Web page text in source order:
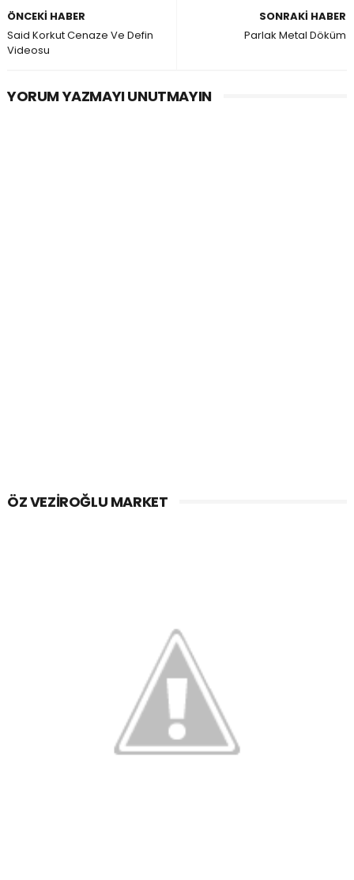
SONRAKI HABER
Parlak Metal Döküm
ÖNCEKI HABER
Said Korkut Cenaze Ve Defin
Videosu
YORUM YAZMAYI UNUTMAYIN
ÖZ VEZIROĞLU MARKET